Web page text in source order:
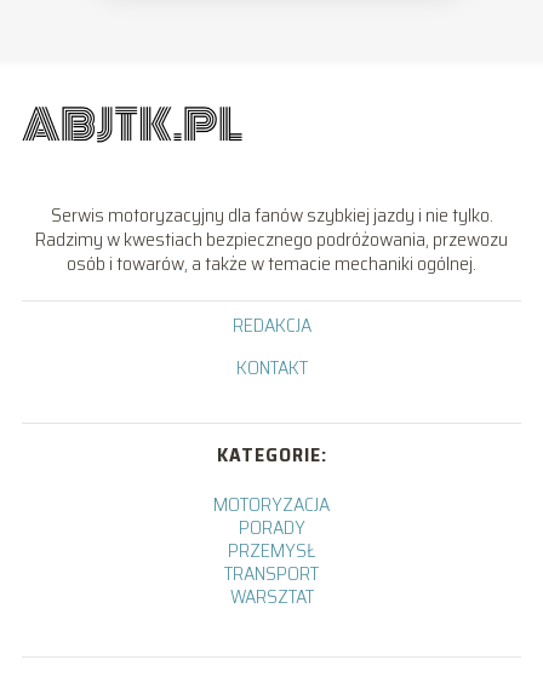
Serwis motoryzacyjny dla fanów szybkiej jazdy i nie tylko.
Radzimy w kwestiach bezpiecznego podróżowania, przewozu
osób i towarów, a także w temacie mechaniki ogólnej.
REDAKCJA
KONTAKT
KATEGORIE:
MOTORYZACJA
PORADY
PRZEMYSŁ
TRANSPORT
WARSZTAT